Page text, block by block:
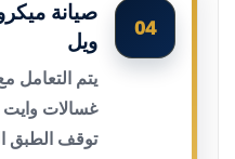
04
صيانة
ويل
يتم التعامل
غسالات وايت
توقف الطبق